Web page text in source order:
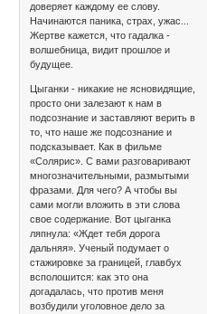
доверяет каждому ее слову.
Начинаются паника, страх, ужас...
Жертве кажется, что гадалка -
волшебница, видит прошлое и
будущее.
Цыганки - никакие не ясновидящие,
просто они залезают к нам в
подсознание и заставляют верить в
то, что наше же подсознание и
подсказывает. Как в фильме
«Солярис». С вами разговаривают
многозначительными, размытыми
фразами. Для чего? А чтобы вы
сами могли вложить в эти слова
свое содержание. Вот цыганка
ляпнула: «Ждет тебя дорога
дальняя». Ученый подумает о
стажировке за границей, главбух
всполошится: как это она
догадалась, что против меня
возбудили уголовное дело за